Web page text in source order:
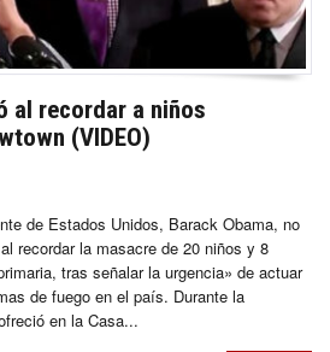
al recordar a niños
(VIDEO)
de Estados Unidos, Barack Obama, no
recordar la masacre de 20 niños y 8
tras señalar la urgencia» de actuar
de fuego en el país. Durante la
en la Casa...